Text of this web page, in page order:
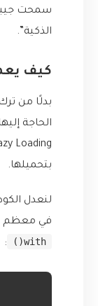
سمحت
الذكية”.
كيف
الحاجة
بتحميلها.
لنعدل
في معظم
with()
: